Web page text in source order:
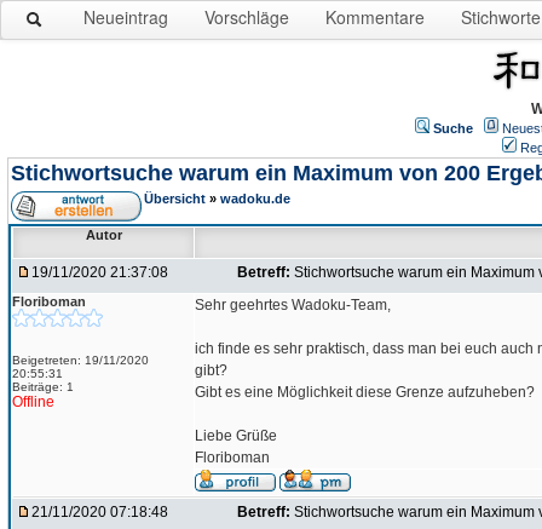
Neueintrag Vorschläge Kommentare Stichworte
Suche
Stichwortsuche warum ein Maximum von 200
Übersicht » wadoku.de
Autor
19/11/2020 21:37:08 Betreff: Stichwortsuche warum ein Maximum
Floriboman
Beigetreten: 19/11/2020
20:55:31
Beiträge: 1
Offline
Sehr geehrtes Wadoku-Team,
ich finde es sehr praktisch, dass man bei euch
gibt?
Gibt es eine Möglichkeit diese Grenze aufzuheben?
Liebe Grüße
Floriboman
21/11/2020 07:18:48 Betreff: Stichwortsuche warum ein Maximum